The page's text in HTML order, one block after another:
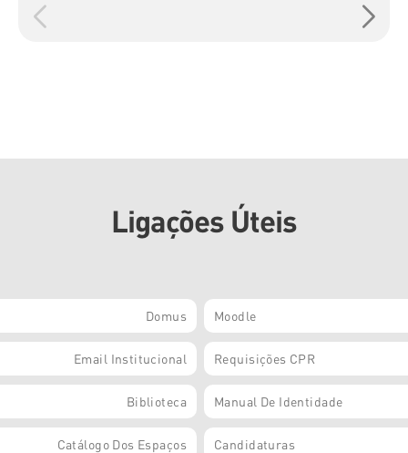
Ligações Úteis
Domus Moodle
Email Institucional Requisições CPR
Biblioteca Manual De Identidade
Catálogo Dos Espaços Candidaturas